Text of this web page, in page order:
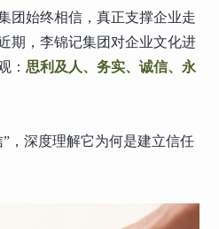
团始终相信，真正支撑企业走
期，李锦记集团对企业文化进
：思利及人、务实、诚信、永
，深度理解它为何是建立信任